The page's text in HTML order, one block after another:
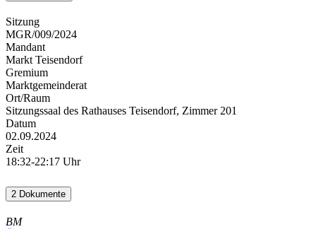
Sitzung
MGR/009/2024
Mandant
Markt Teisendorf
Gremium
Marktgemeinderat
Ort/Raum
Sitzungssaal des Rathauses Teisendorf, Zimmer 201
Datum
02.09.2024
Zeit
18:32-22:17 Uhr
2 Dokumente
BM